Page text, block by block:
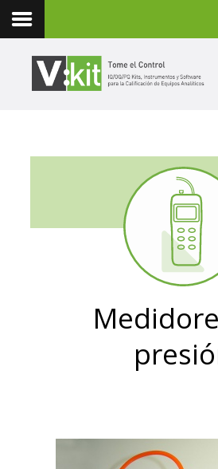
Contacto
Contraseña
¿Olvidó su
Crear una